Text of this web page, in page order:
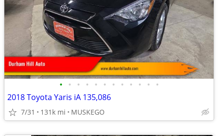
• • • • • • • • • • • •
2018 Toyota Yaris iA 135,086
7/31 131k mi MUSKEGO